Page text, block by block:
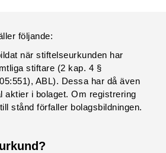
följande:
när stiftelseurkunden har
stiftare (2 kap. 4 §
ABL). Dessa har då även
aktier i bolaget. Om registrering
stånd förfaller bolagsbildningen.